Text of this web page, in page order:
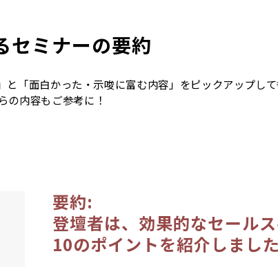
セミナーの要約
「面白かった・示唆に富む内容」をピックアップして
の内容もご参考に！
要約:
登壇者は、効果的なセール
10のポイントを紹介しました